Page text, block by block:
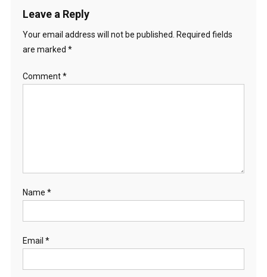
Leave a Reply
Your email address will not be published. Required fields
are marked *
Comment*
Name *
Email *